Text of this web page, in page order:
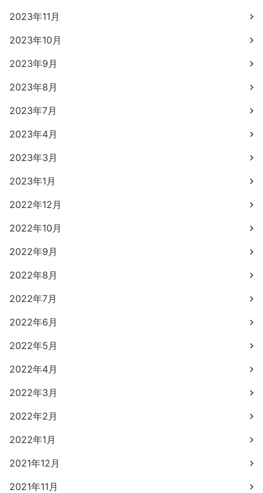
2023年11月
2023年10月
2023年9月
2023年8月
2023年7月
2023年4月
2023年3月
2023年1月
2022年12月
2022年10月
2022年9月
2022年8月
2022年7月
2022年6月
2022年5月
2022年4月
2022年3月
2022年2月
2022年1月
2021年12月
2021年11月